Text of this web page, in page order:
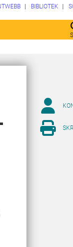
BIBLIOTEK